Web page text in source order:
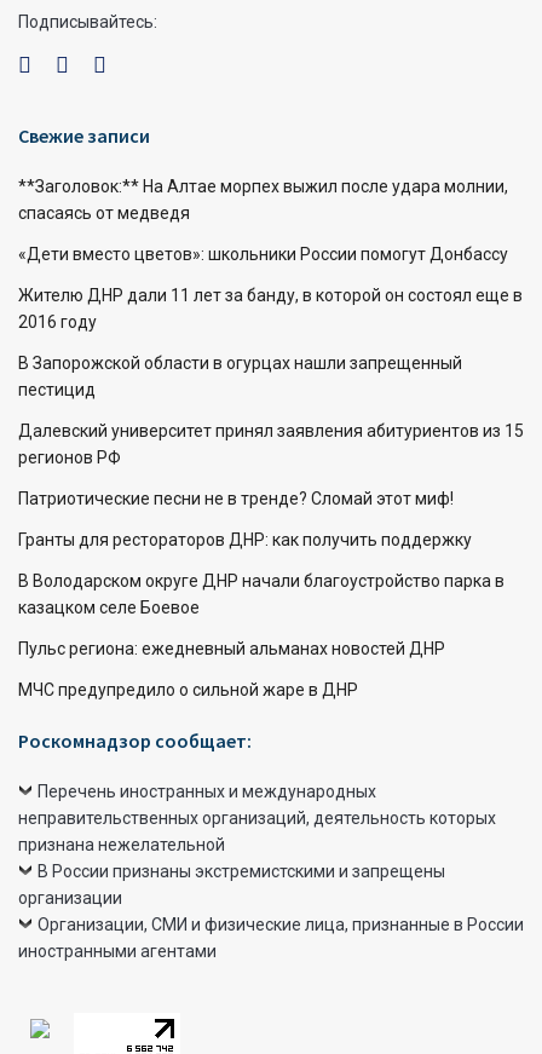
Подписывайтесь:
Свежие записи
**Заголовок:** На Алтае морпех выжил после удара молнии,
спасаясь от медведя
«Дети вместо цветов»: школьники России помогут Донбассу
Жителю ДНР дали 11 лет за банду, в которой он состоял еще в
2016 году
В Запорожской области в огурцах нашли запрещенный
пестицид
Далевский университет принял заявления абитуриентов из 15
регионов РФ
Патриотические песни не в тренде? Сломай этот миф!
Гранты для рестораторов ДНР: как получить поддержку
В Володарском округе ДНР начали благоустройство парка в
казацком селе Боевое
Пульс региона: ежедневный альманах новостей ДНР
МЧС предупредило о сильной жаре в ДНР
Роскомнадзор сообщает:
Перечень иностранных и международных
неправительственных организаций, деятельность которых
признана нежелательной
В России признаны экстремистскими и запрещены
организации
Организации, СМИ и физические лица, признанные в России
иностранными агентами